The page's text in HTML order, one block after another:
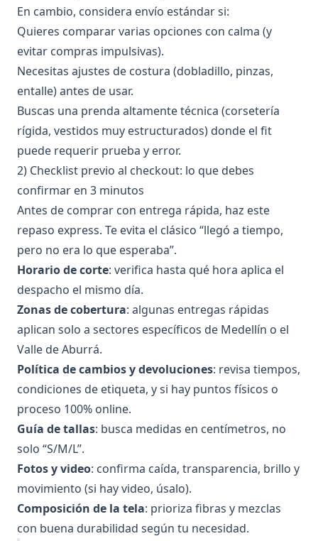
En cambio, considera envío estándar si:
Quieres comparar varias opciones con calma (y
evitar compras impulsivas).
Necesitas ajustes de costura (dobladillo, pinzas,
entalle) antes de usar.
Buscas una prenda altamente técnica (corsetería
rígida, vestidos muy estructurados) donde el fit
puede requerir prueba y error.
2) Checklist previo al checkout: lo que debes
confirmar en 3 minutos
Antes de comprar con entrega rápida, haz este
repaso express. Te evita el clásico “llegó a tiempo,
pero no era lo que esperaba”.
Horario de corte: verifica hasta qué hora aplica el
despacho el mismo día.
Zonas de cobertura: algunas entregas rápidas
aplican solo a sectores específicos de Medellín o el
Valle de Aburrá.
Política de cambios y devoluciones: revisa tiempos,
condiciones de etiqueta, y si hay puntos físicos o
proceso 100% online.
Guía de tallas: busca medidas en centímetros, no
solo “S/M/L”.
Fotos y video: confirma caída, transparencia, brillo y
movimiento (si hay video, úsalo).
Composición de la tela: prioriza fibras y mezclas
con buena durabilidad según tu necesidad.